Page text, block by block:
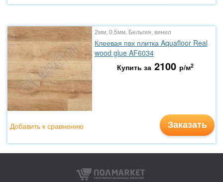
2мм, 0.5мм, Бельгия, винил
Клеевая пвх плитка Aquafloor Real
wood glue AF6034
Купить за 2100 р/м2
Заказать
Добавить к сравнению